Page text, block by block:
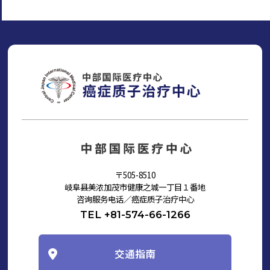
〒505-8510
岐阜县美浓加茂市健康之城一丁目１番地
咨询服务电话／癌症质子治疗中心
TEL +81-574-66-1266
交通指南